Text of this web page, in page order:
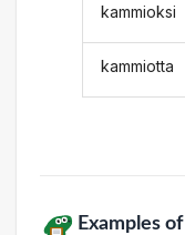
kammioksi
kammiotta
Examples of